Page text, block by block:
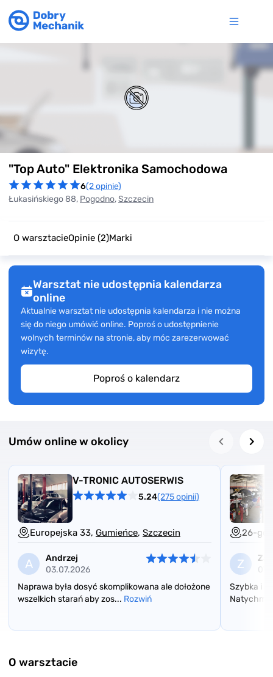
"Top Auto" Elektronika Samochodowa
6(2 opinie)
Łukasińskiego 88, Pogodno,Szczecin
O warsztacieOpinie (2)Marki
Warsztat nie udostępnia kalendarza
online
Aktualnie warsztat nie udostępnia kalendarza i nie można
się do niego umówić online. Poproś o udostępnienie
wolnych terminów na stronie, aby móc zarezerwować
wizytę.
Poproś o kalendarz
Umów online w okolicy
V-TRONIC AUTOSERWIS
5.24(275 opinii)
Europejska 33, Gumieńce, Szczecin
A
Andrzej
03.07.2026
Naprawa była dosyć skomplikowana ale dołożone
wszelkich starań aby zos... Rozwiń
26-go
Z
Szybka i
of
3
O warsztacie